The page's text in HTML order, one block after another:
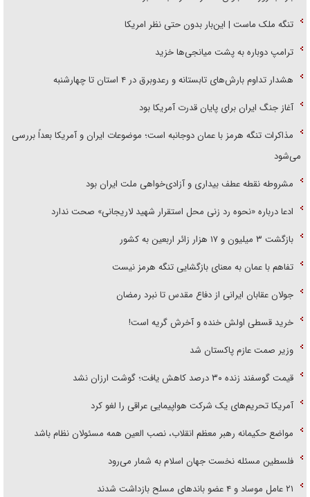
تنگه ملک ماست | این‌بار بدون حتی نظر امریکا
ترامپ دوباره به پشت میانجی‌ها خزید
هشدار تداوم بارش‌های تابستانه و رعدوبرق در ۴ استان تا چهارشنبه
آغاز جنگ ایران برای پایان قدرت آمریکا بود
مذاکرات تنگه هرمز با عمان دوجانبه است؛ موضوعات ایران و آمریکا بعداً بررسی
می‌شود
مشروطه نقطه عطف بیداری و آزادی‌خواهی ملت ایران بود
ادعا درباره «نحوه رد زنی محل استقرار شهید لاریجانی» صحت ندارد
بازگشت ۳ میلیون و ۱۷ هزار زائر اربعین به کشور
تفاهم با عمان به معنای بازگشایی تنگه هرمز نیست
جولان عقابان ایرانی از دفاع مقدس تا نبرد رمضان
خرید قسطی اولش خنده و آخرش گریه است!
وزیر صمت عازم پاکستان شد
قیمت گوسفند زنده ۳۰ درصد کاهش یافت؛ گوشت ارزان نشد
آمریکا تحریم‌های یک شرکت هواپیمایی عراقی را لغو کرد
مواضع حکیمانه رهبر معظم انقلاب، نصب العین همه مسئولان نظام باشد
فلسطین مسئله نخست جهان اسلام به شمار می‌رود
۲۱ عامل موساد و ۴ عضو باند‌های مسلح بازداشت شدند